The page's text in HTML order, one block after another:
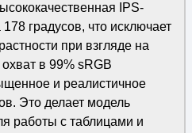
IPS-
градусов, что исключает
при взгляде на
в 99% sRGB
и реалистичное
Это делает модель
работы с таблицами и